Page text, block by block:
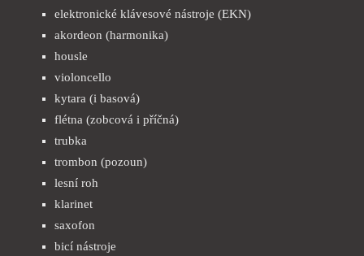
elektronické klávesové nástroje (EKN)
akordeon (harmonika)
housle
violoncello
kytara (i basová)
flétna (zobcová i příčná)
trubka
trombon (pozoun)
lesní roh
klarinet
saxofon
bicí nástroje